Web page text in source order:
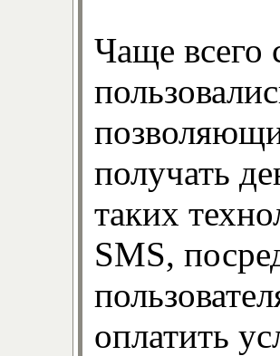
Чаще всего
получать
таких
SMS,
оплатить